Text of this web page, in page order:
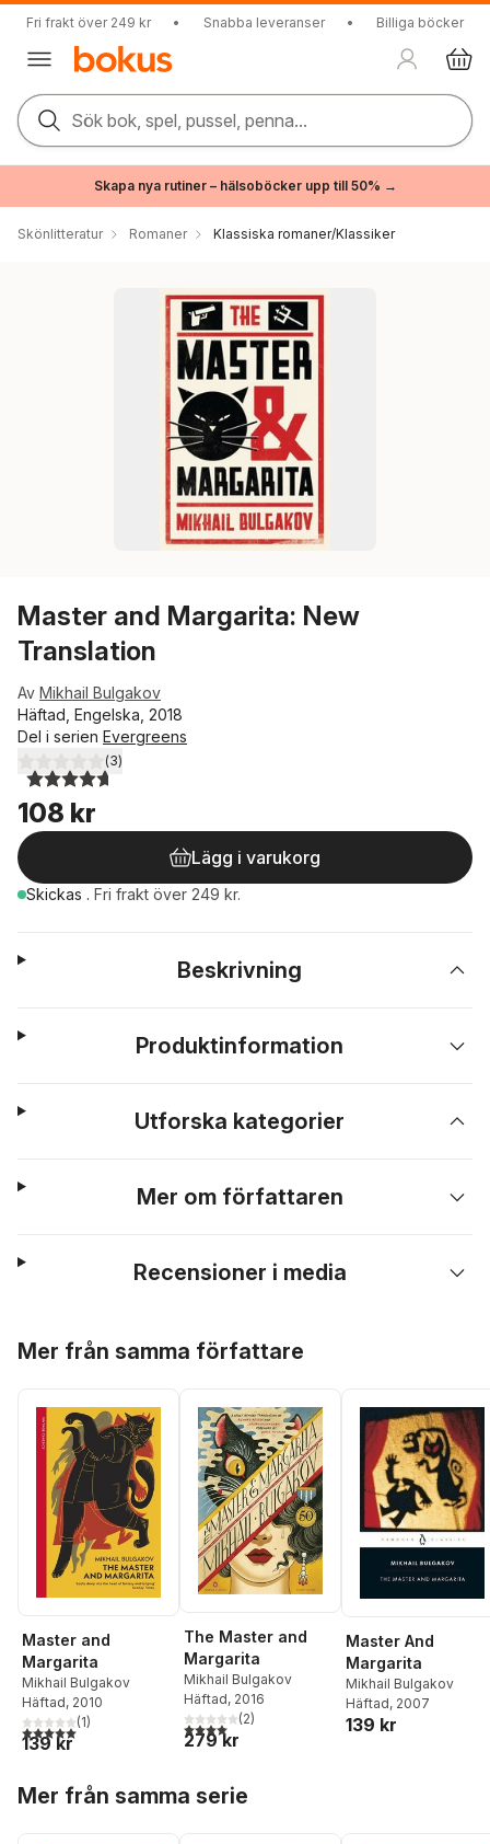
Fri frakt över 249 kr • Snabba leveranser • Billiga böcker
Sök bok, spel, pussel, penna...
Skapa nya rutiner – hälsoböcker upp till 50% →
Skönlitteratur Romaner Klassiska romaner/Klassiker
Master and Margarita: New
Translation
Av Mikhail Bulgakov
Häftad, Engelska, 2018
Del i serien Evergreens
4,7utav 5 stjärnor. Totalt antal röster:
(3)
108 kr
Lägg i varukorg
Skickas . Fri frakt över 249 kr.
Beskrivning
Produktinformation
Utforska kategorier
Mer om författaren
Recensioner i media
Mer från samma författare
Master and
Margarita
Mikhail Bulgakov
Häftad, 2010
5,0utav 5 stjärnor. Totalt antal röster:
(1)
139 kr
The Master and
Margarita
Mikhail Bulgakov
Häftad, 2016
4,0utav 5 stjärnor. Totalt antal röster:
(2)
279 kr
Master And
Margarita
Mikhail Bulgakov
Häftad, 2007
139 kr
Mer från samma serie